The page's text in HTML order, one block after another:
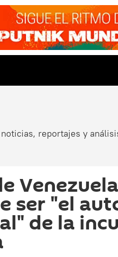
reportajes y
ser "el
de la